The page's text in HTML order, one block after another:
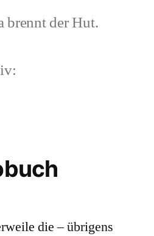
brennt der Hut.
die – übrigens